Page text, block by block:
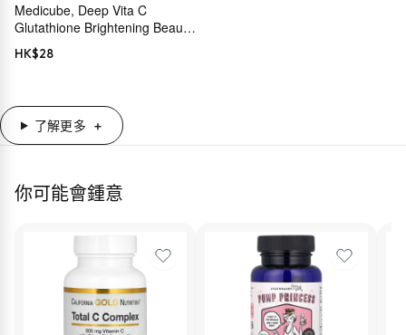
Medicube, Deep Vita C
Glutathione Brightening Beauty
Mask, 1 Sheet, 0.91 fl oz (27
ml)
HK$28
了解更多
你可能會鍾意